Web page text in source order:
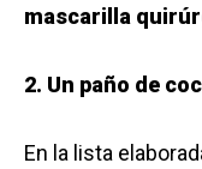
mascarilla
2. Un paño de
En la lista